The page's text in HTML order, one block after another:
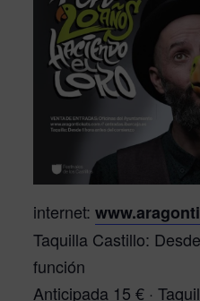
internet:
Taquilla Castillo:
función
Anticipada 15 € ·